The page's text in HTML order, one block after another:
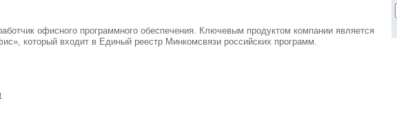
офисного программного обеспечения. Ключевым продуктом компании является
который входит в Единый реестр Минкомсвязи российских программ.